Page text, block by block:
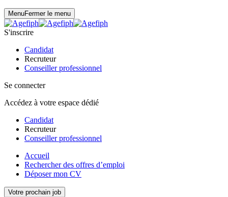
MenuFermer le menu
S'inscrire
Candidat
Recruteur
Conseiller professionnel
Se connecter
Accédez à votre espace dédié
Candidat
Recruteur
Conseiller professionnel
Accueil
Rechercher des offres d’emploi
Déposer mon CV
Votre prochain job